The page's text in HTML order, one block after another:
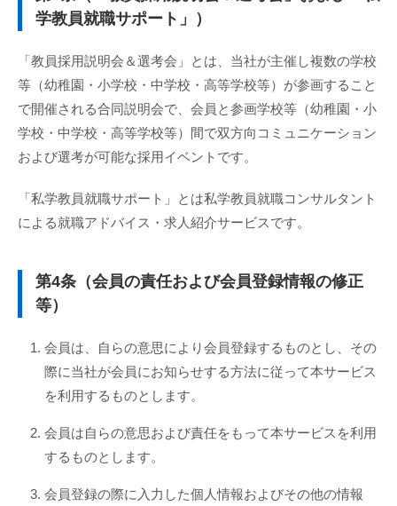
学教員就職サポート」）
「教員採用説明会＆選考会」とは、当社が主催し複数の学校
等（幼稚園・小学校・中学校・高等学校等）が参画すること
で開催される合同説明会で、会員と参画学校等（幼稚園・小
学校・中学校・高等学校等）間で双方向コミュニケーション
および選考が可能な採用イベントです。
「私学教員就職サポート」とは私学教員就職コンサルタント
による就職アドバイス・求人紹介サービスです。
第4条（会員の責任および会員登録情報の修正
等）
会員は、自らの意思により会員登録するものとし、その
際に当社が会員にお知らせする方法に従って本サービス
を利用するものとします。
会員は自らの意思および責任をもって本サービスを利用
するものとします。
会員登録の際に入力した個人情報およびその他の情報